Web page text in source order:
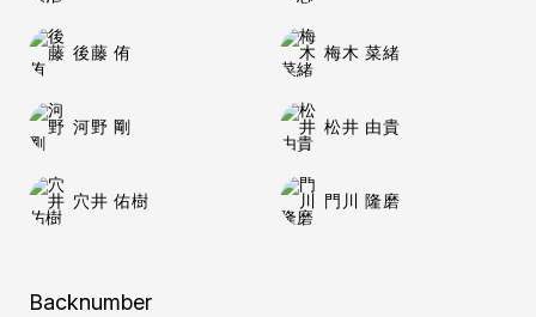
後藤 侑 梅木 菜緒
河野 剛 松井 由貴
穴井 佑樹 門川 隆磨
Backnumber